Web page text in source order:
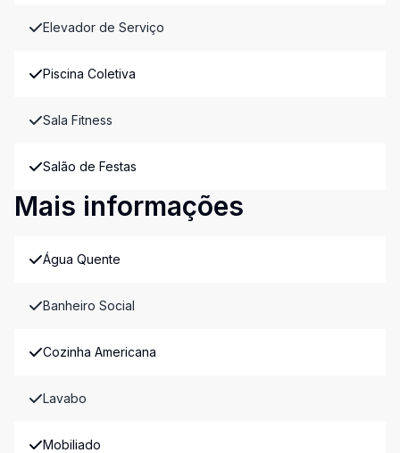
Elevador de Serviço
Piscina Coletiva
Sala Fitness
Salão de Festas
Mais informações
Água Quente
Banheiro Social
Cozinha Americana
Lavabo
Mobiliado